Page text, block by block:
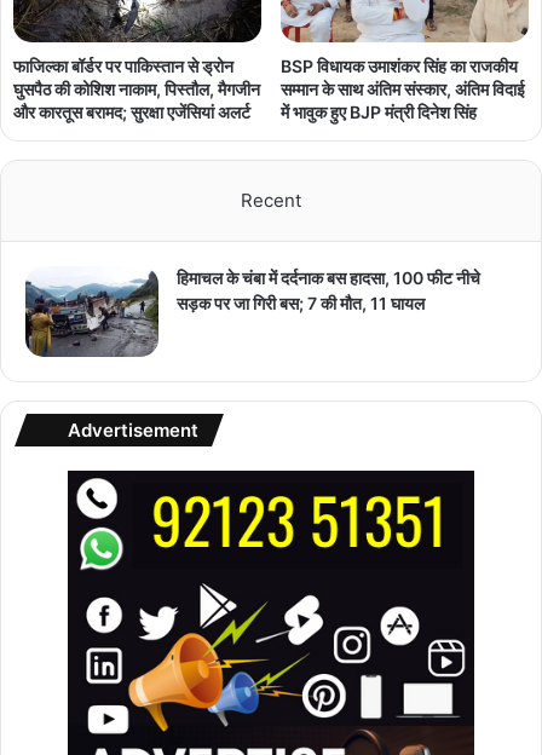
फाजिल्का बॉर्डर पर पाकिस्तान से ड्रोन
घुसपैठ की कोशिश नाकाम, पिस्तौल, मैगजीन
और कारतूस बरामद; सुरक्षा एजेंसियां अलर्ट
BSP विधायक उमाशंकर सिंह का राजकीय
सम्मान के साथ अंतिम संस्कार, अंतिम विदाई
में भावुक हुए BJP मंत्री दिनेश सिंह
Recent
हिमाचल के चंबा में दर्दनाक बस हादसा, 100 फीट नीचे
सड़क पर जा गिरी बस; 7 की मौत, 11 घायल
Advertisement